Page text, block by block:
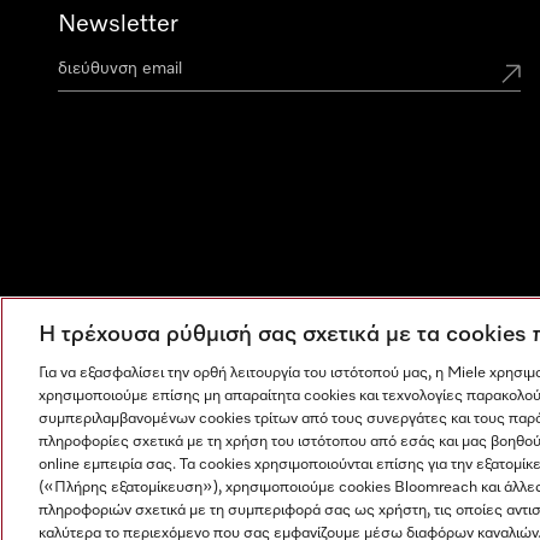
Newsletter
Η εταιρεία μας Όροι και Προϋποθέσεις Προστασία
Η τρέχουσα ρύθμισή σας σχετικά με τα
Για να εξασφαλίσει την ορθή λειτουργία του ιστότοπού μας, η Miele
χρησιμοποιούμε επίσης μη απαραίτητα cookies και τεχνολογίες
συμπεριλαμβανομένων cookies τρίτων από τους συνεργάτες και τους
πληροφορίες σχετικά με τη χρήση του ιστότοπου από εσάς και μας
online εμπειρία σας. Τα cookies χρησιμοποιούνται επίσης για την
(«Πλήρης εξατομίκευση»), χρησιμοποιούμε cookies Bloomreach και
πληροφοριών σχετικά με τη συμπεριφορά σας ως χρήστη, τις οποίες
καλύτερα το περιεχόμενο που σας εμφανίζουμε μέσω διαφόρων